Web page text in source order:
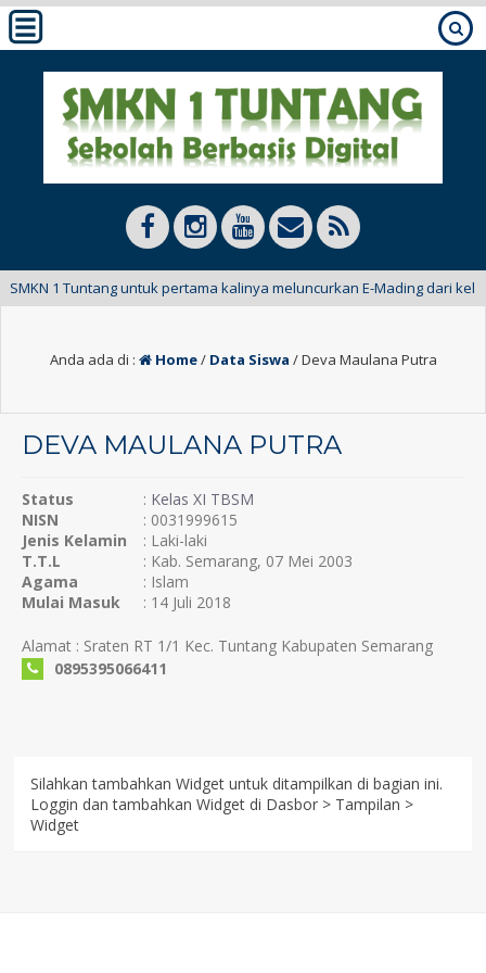
1 Tuntang untuk pertama kalinya meluncurkan E-Mading dari
Anda ada di : Home/ Data Siswa /Deva Maulana Putra
DEVA MAULANA PUTRA
Status : Kelas XI TBSM
NISN
: 0031999615
Jenis Kelamin
: Laki-laki
T.T.L
: Kab. Semarang, 07 Mei 2003
Agama
: Islam
Mulai Masuk
: 14 Juli 2018
Alamat : Sraten RT 1/1 Kec. Tuntang Kabupaten Semarang
0895395066411
Silahkan tambahkan Widget untuk ditampilkan di bagian ini.
Loggin dan tambahkan Widget di Dasbor > Tampilan >
Widget